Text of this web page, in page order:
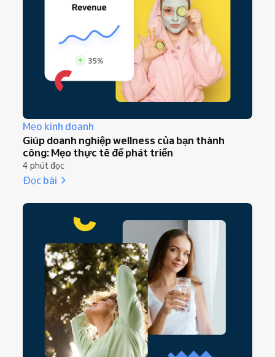
Mẹo kinh doanh
Giúp doanh nghiệp wellness của bạn thành
công: Mẹo thực tế để phát triển
4 phút đọc
Đọc bài